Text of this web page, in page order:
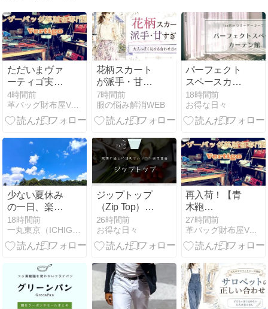
ただいまヴァ
ーティゴ実店
舗限定お盆セ
ール開催中！
レジにて全品
す！（2026年
8月16日ま
で）
4時間前
革バッグ財布屋Vertigoヴァーティゴのブログ
花柄スカート
が派手・甘す
ぎる？【大人
っぽく見せる
合わせ方のコ
7時間前
服の悩み解消WEB
パーフェクト
スペースカー
テン館の割引
クーポンやセ
ールまとめ
新】
18時間前
お得な日々
少ない夏休み
の一日、楽し
く過ごせまし
た。
18時間前
ジップトップ
（Zip Top）の
割引クーポン
やセールまと
め【2026年最
26時間前
お得な日々
再入荷！【青
木鞄
COMPLEX
GARDENS（コ
ンプレックス
伎芸/ギゲイ】
牛革/バングラ
キップオール
ブラックレザ
27時間前
革バッグ財布屋Vertigoヴァーティゴのブログ